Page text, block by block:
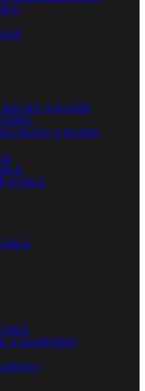
A KUFRE
OBALY A KUFRE
KÁBLE
A ADAPTÉRY